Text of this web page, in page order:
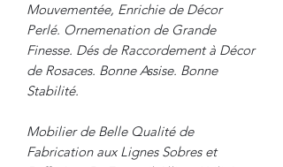
Mouvementée, Enrichie de Décor
Perlé. Ornemenation de Grande
Finesse. Dés de Raccordement à Décor
de Rosaces. Bonne Assise. Bonne
Stabilité.
Mobilier de Belle Qualité de
Fabrication aux Lignes Sobres et